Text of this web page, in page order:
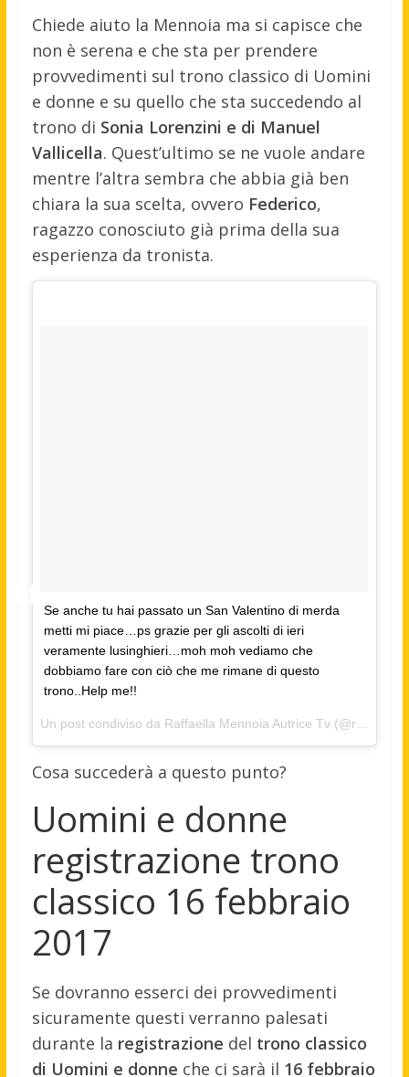
Chiede aiuto la Mennoia ma si capisce che
non è serena e che sta per prendere
provvedimenti sul trono classico di Uomini
e donne e su quello che sta succedendo al
trono di Sonia Lorenzini e di Manuel
Vallicella. Quest’ultimo se ne vuole andare
mentre l’altra sembra che abbia già ben
chiara la sua scelta, ovvero Federico,
ragazzo conosciuto già prima della sua
esperienza da tronista.
Se anche tu hai passato un San Valentino di merda
metti mi piace…ps grazie per gli ascolti di ieri
veramente lusinghieri…moh moh vediamo che
dobbiamo fare con ciò che me rimane di questo
trono..Help me!!
Un post condiviso da Raffaella Mennoia Autrice Tv (@raffaellamennoia) in data:
Cosa succederà a questo punto?
Uomini e donne
registrazione trono
classico 16 febbraio
2017
Se dovranno esserci dei provvedimenti
sicuramente questi verranno palesati
durante la registrazione del trono classico
di Uomini e donne che ci sarà il 16 febbraio